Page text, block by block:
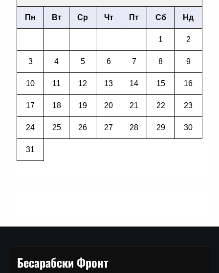
Пн Вт Ср Чт Пт Сб Нд
1 2
3 4 5 6 7 8 9
10 11 12 13 14 15 16
17 18 19 20 21 22 23
24 25 26 27 28 29 30
31
Бесарабски Фронт